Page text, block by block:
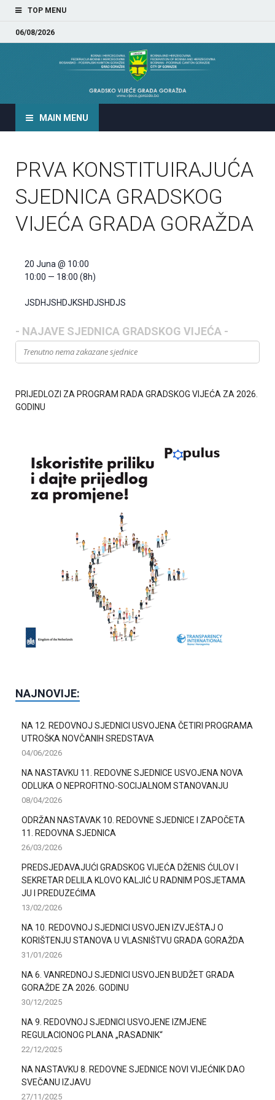
TOP MENU
06/08/2026
GRADSKO VIJEĆE GRADA
MAIN MENU
PRVA KONSTITUIRAJUĆA
SJEDNICA GRADSKOG
VIJEĆA GRADA GORAŽDA
JSDHJSHDJKSHDJSHDJS
20 Juna @ 10:00
10:00 — 18:00 (8h)
- NAJAVE SJEDNICA GRADSKOG VIJEĆA -
Trenutno nema zakazane sjednice
PRIJEDLOZI ZA PROGRAM RADA GRADSKOG VIJEĆA ZA 2026.
GODINU
NAJNOVIJE:
NA 12. REDOVNOJ SJEDNICI USVOJENA ČETIRI PROGRAMA
UTROŠKA NOVČANIH SREDSTAVA
04/06/2026
NA NASTAVKU 11. REDOVNE SJEDNICE USVOJENA NOVA
ODLUKA O NEPROFITNO-SOCIJALNOM STANOVANJU
08/04/2026
ODRŽAN NASTAVAK 10. REDOVNE SJEDNICE I ZAPOČETA
11. REDOVNA SJEDNICA
26/03/2026
PREDSJEDAVAJUĆI GRADSKOG VIJEĆA DŽENIS ĆULOV I
SEKRETAR DELILA KLOVO KALJIĆ U RADNIM POSJETAMA
JU I PREDUZEĆIMA
13/02/2026
NA 10. REDOVNOJ SJEDNICI USVOJEN IZVJEŠTAJ O
KORIŠTENJU STANOVA U VLASNIŠTVU GRADA GORAŽDA
31/01/2026
NA 6. VANREDNOJ SJEDNICI USVOJEN BUDŽET GRADA
GORAŽDE ZA 2026. GODINU
30/12/2025
NA 9. REDOVNOJ SJEDNICI USVOJENE IZMJENE
REGULACIONOG PLANA „RASADNIK“
22/12/2025
NA NASTAVKU 8. REDOVNE SJEDNICE NOVI VIJEĆNIK DAO
SVEČANU IZJAVU
27/11/2025